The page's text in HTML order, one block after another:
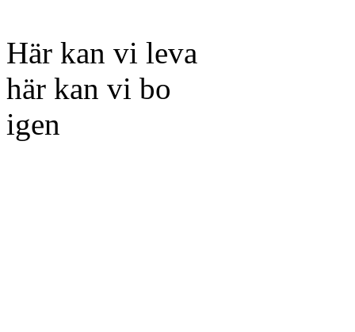
Här kan vi leva
här kan vi bo
igen